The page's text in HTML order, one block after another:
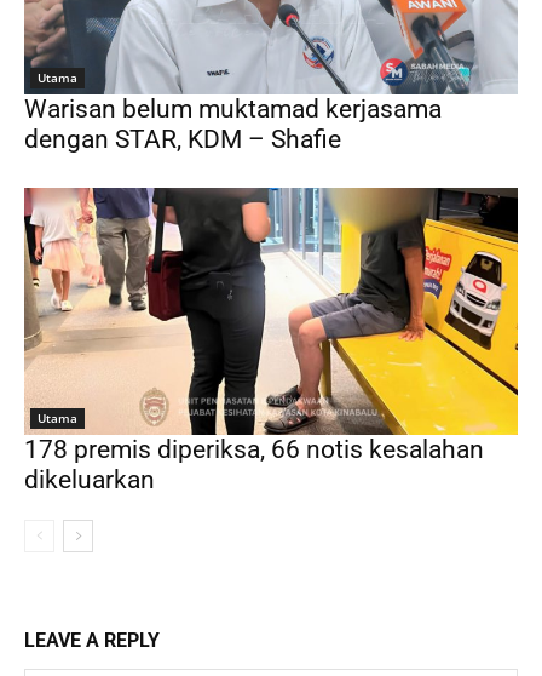
Utama
Warisan belum muktamad kerjasama
dengan STAR, KDM – Shafie
Utama
178 premis diperiksa, 66 notis kesalahan
dikeluarkan
LEAVE A REPLY